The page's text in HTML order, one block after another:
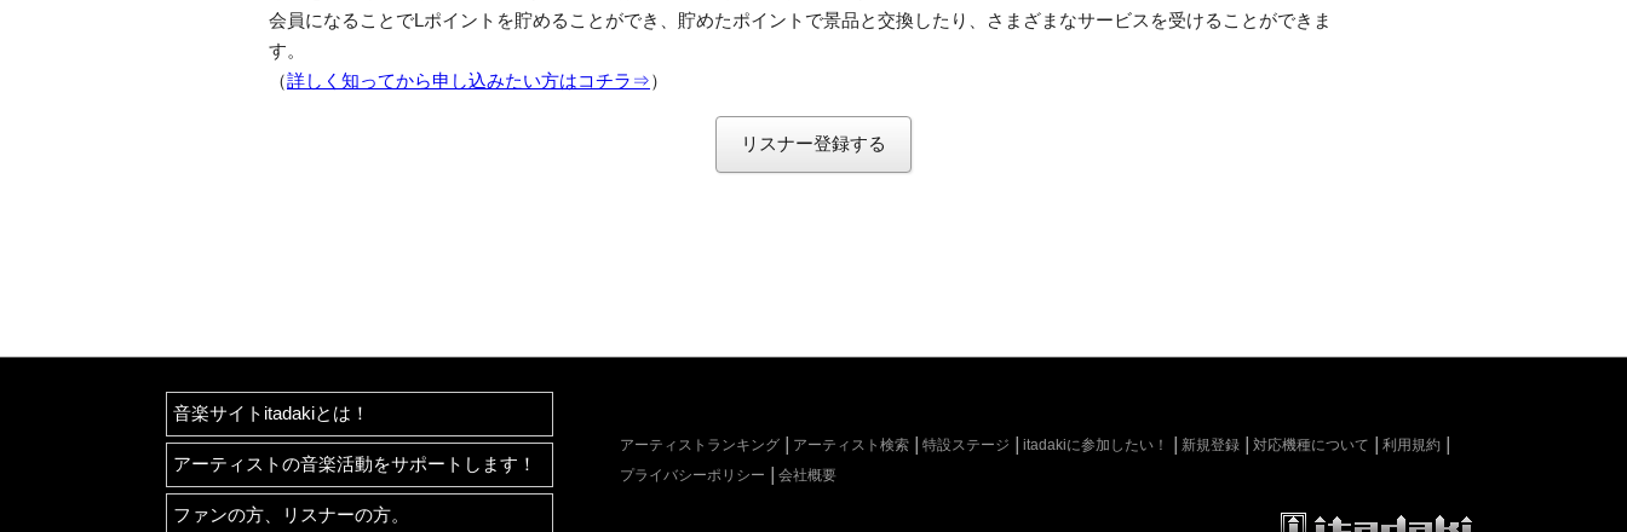
会員になることでLポイントを貯めることができ、貯めたポイントで景品と交換したり、さまざまなサービスを受けることができま
す。
（詳しく知ってから申し込みたい方はコチラ⇒）
リスナー登録する
音楽サイトitadakiとは！
アーティストの音楽活動をサポートします！
ファンの方、リスナーの方。
アーティストランキング アーティスト検索 特設ステージ itadakiに参加したい！ 新規登録 対応機種について
利用規約
プライバシーポリシー
会社概要